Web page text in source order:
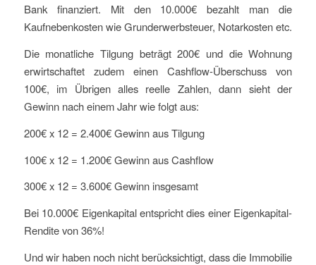
Bank finanziert. Mit den 10.000€ bezahlt man die
Kaufnebenkosten wie Grunderwerbsteuer, Notarkosten etc.
Die monatliche Tilgung beträgt 200€ und die Wohnung
erwirtschaftet zudem einen Cashflow-Überschuss von
100€, im Übrigen alles reelle Zahlen, dann sieht der
Gewinn nach einem Jahr wie folgt aus:
200€ x 12 = 2.400€ Gewinn aus Tilgung
100€ x 12 = 1.200€ Gewinn aus Cashflow
300€ x 12 = 3.600€ Gewinn insgesamt
Bei 10.000€ Eigenkapital entspricht dies einer Eigenkapital-
Rendite von 36%!
Und wir haben noch nicht berücksichtigt, dass die Immobilie